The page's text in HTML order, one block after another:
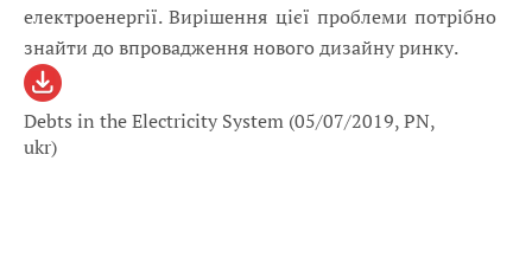
електроенергії. Вирішення цієї проблеми потрібно
знайти до впровадження нового дизайну ринку.
Debts in the Electricity System (05/07/2019, PN,
ukr)